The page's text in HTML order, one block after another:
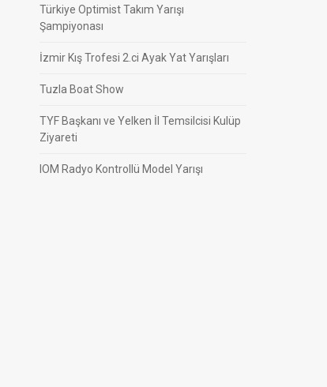
Türkiye Optimist Takım Yarışı
Şampiyonası
İzmir Kış Trofesi 2.ci Ayak Yat Yarışları
Tuzla Boat Show
TYF Başkanı ve Yelken İl Temsilcisi Kulüp
Ziyareti
IOM Radyo Kontrollü Model Yarışı